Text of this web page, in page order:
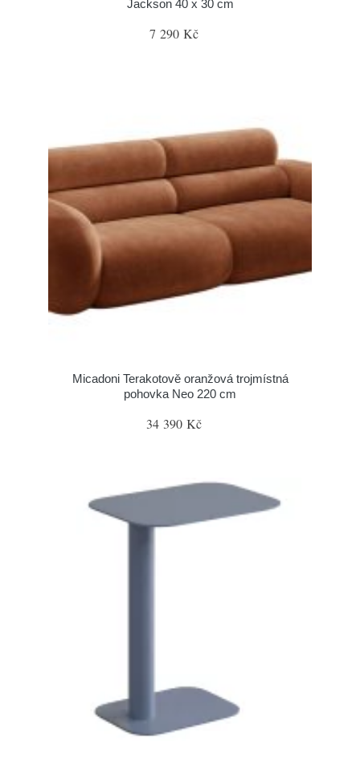
Jackson 40 x 30 cm
7 290 Kč
Micadoni Terakotově oranžová trojmístná
pohovka Neo 220 cm
34 390 Kč